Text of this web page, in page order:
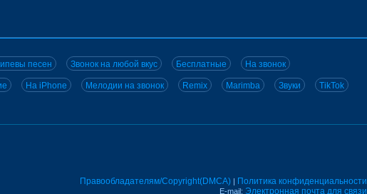
песен Звонок на любой вкус Бесплатные На звонок
На iPhone Мелодии на звонок Remix Marimba Звуки TikTok
Правообладателям/Copyright(DMCA) | Политика конфиденциальности
E-mail: Электронная почта для связи